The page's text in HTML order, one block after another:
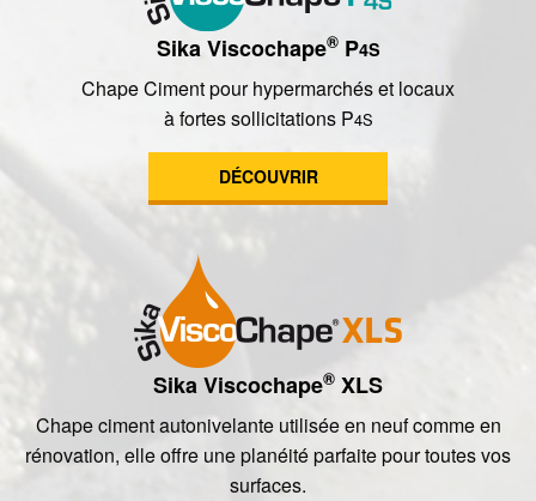
Sika Viscochape®P4S
Chape Ciment pour hypermarchés et locaux
à fortes sollicitations P4S
DÉCOUVRIR
Sika Viscochape® XLS
Chape ciment autonivelante utilisée en neuf comme en
rénovation, elle offre une planéité parfaite pour toutes vos
surfaces.